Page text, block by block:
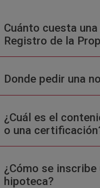
Cuánto cuesta
Registro de la
Donde pedir una
¿Cuál es el
o una
¿Cómo se
hipoteca?